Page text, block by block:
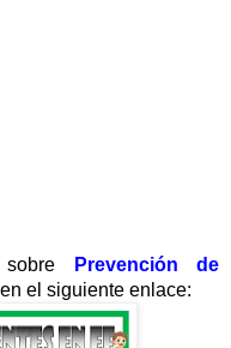
Prevención de
en el siguiente enlace: